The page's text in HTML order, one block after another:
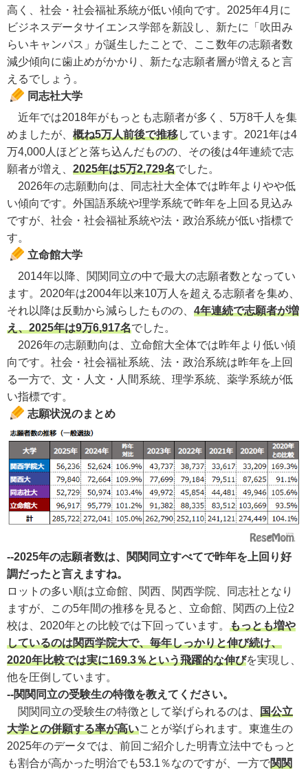
高く、社会・社会福祉系統が低い傾向です。2025年4月に
ビジネスデータサイエンス学部を新設し、新たに「吹田み
らいキャンパス」が誕生したことで、ここ数年の志願者数
減少傾向に歯止めがかかり、新たな志願者層が増えると言
えるでしょう。
同志社大学
近年では2018年がもっとも志願者が多く、5万8千人を集
めましたが、 概ね5万人前後で推移しています。2021年は4
万4,000人ほどと落ち込んだものの、その後は4年連続で志
願者が増え、 2025年は5万2,729名でした。
2026年の志願動向は、同志社大全体では昨年よりやや低
い傾向です。外国語系統や理学系統で昨年を上回る見込み
ですが、社会・社会福祉系統や法・政治系統が低い指標で
す。
立命館大学
2014年以降、関関同立の中で最大の志願者数となってい
ます。2020年は2004年以来10万人を超える志願者を集め、
それ以降は反動から減らしたものの、 4年連続で志願者が増
え、2025年は9万6,917名でした。
2026年の志願動向は、立命館大全体では昨年より低い傾
向です。社会・社会福祉系統、法・政治系統は昨年を上回
る一方で、文・人文・人間系統、理学系統、薬学系統が低
い指標です。
志願状況のまとめ
--2025年の志願者数は、関関同立すべてで昨年を上回り好
調だったと言えますね。
ロットの多い順は立命館、関西、関西学院、同志社となり
ますが、この5年間の推移を見ると、立命館、関西の上位2
校は、2020年との比較では下回っています。 もっとも増や
しているのは関西学院大で、毎年しっかりと伸び続け、
2020年比較では実に169.3％という飛躍的な伸びを実現し、
他を圧倒しています。
--関関同立の受験生の特徴を教えてください。
関関同立の受験生の特徴として挙げられるのは、 国公立
大学との併願する率が高いことが挙げられます。東進生の
2025年のデータでは、前回ご紹介した明青立法中でもっと
も割合が高かった明治でも53.1％なのですが、一方で関関